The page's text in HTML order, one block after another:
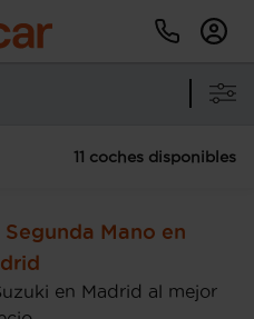
11 coches disponibles
Mano en
en Madrid al mejor